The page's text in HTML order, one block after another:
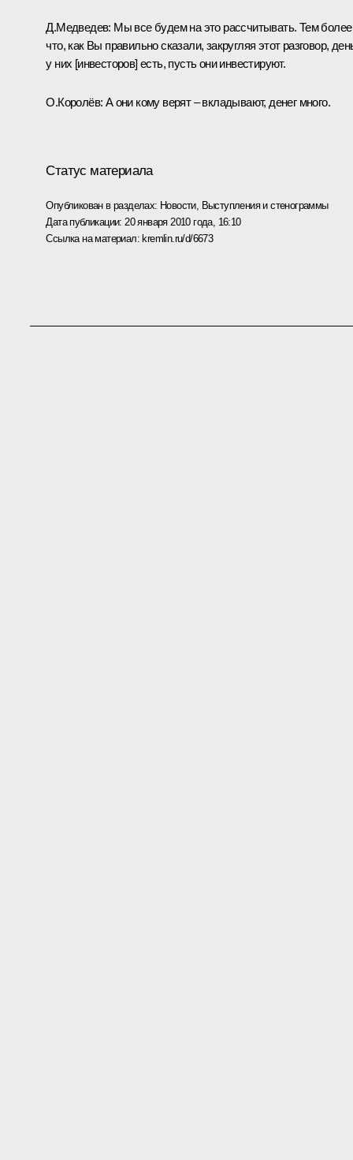
Д.Медведев: Мы все будем на это рассчитывать. Тем более
что, как Вы правильно сказали, закругляя этот разговор,
у них [инвесторов] есть, пусть они инвестируют.
О.Королёв: А они кому верят –­­ вкладывают, денег много.
Статус материала
Опубликован в разделах: Новости, Выступления и стенограммы
Дата публикации: 20 января 2010 года, 16:10
Ссылка на материал: kremlin.ru/d/6673